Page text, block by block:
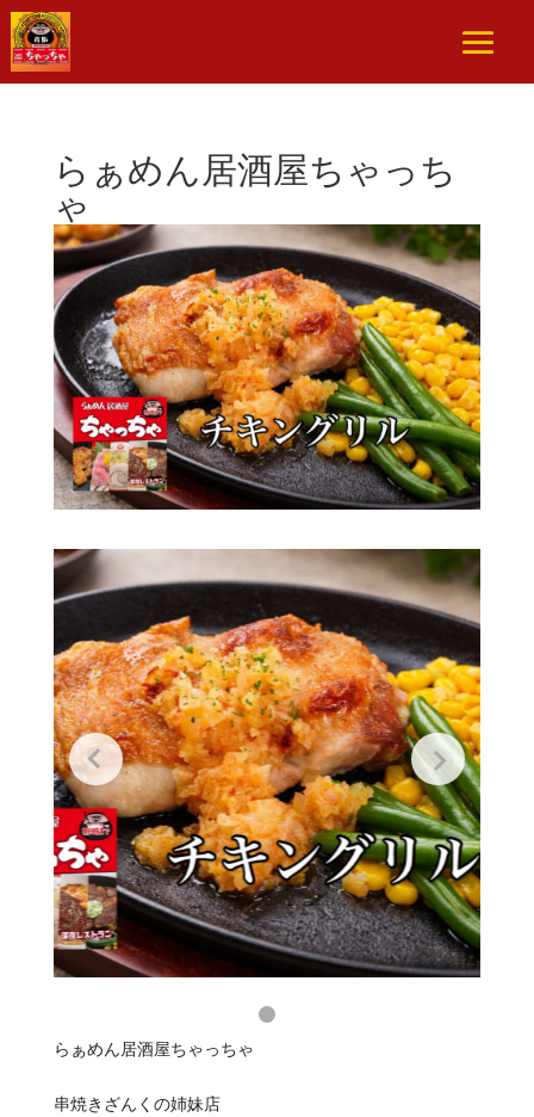
らぁめん居酒屋ちゃっち
ゃ
らぁめん居酒屋ちゃっちゃ
串焼きざんくの姉妹店